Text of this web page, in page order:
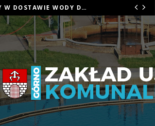
OGŁOSZENIE – MOŻLIWE PRZERWY W DOSTAWIE WODY DNIA 6.08.26R W MIEJSCOWOŚCI GÓRNO I GÓRNO-ZAWADA